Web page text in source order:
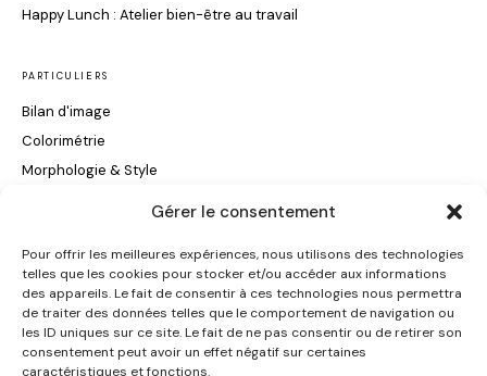
Gérer le consentement
Pour offrir les meilleures expériences, nous utilisons des technologies
telles que les cookies pour stocker et/ou accéder aux informations
des appareils. Le fait de consentir à ces technologies nous permettra
de traiter des données telles que le comportement de navigation ou
les ID uniques sur ce site. Le fait de ne pas consentir ou de retirer son
consentement peut avoir un effet négatif sur certaines
caractéristiques et fonctions.
Happy Lunch : Atelier bien-être au travail
PARTICULIERS
Bilan d'image
Colorimétrie
Morphologie & Style
INFORMATIONS
Certification Qualiopi
Contact